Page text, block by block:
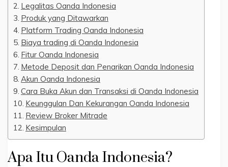
Legalitas Oanda Indonesia
Produk yang Ditawarkan
Platform Trading Oanda Indonesia
Biaya trading di Oanda Indonesia
Fitur Oanda Indonesia
Metode Deposit dan Penarikan Oanda Indonesia
Akun Oanda Indonesia
Cara Buka Akun dan Transaksi di Oanda Indonesia
Keunggulan Dan Kekurangan Oanda Indonesia
Review Broker Mitrade
Kesimpulan
Apa Itu Oanda Indonesia?